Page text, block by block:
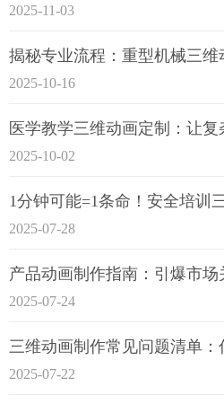
2025-11-03
揭秘专业流程：重型机械三
2025-10-16
医学教学三维动画定制：让复
2025-10-02
2025-07-28
产品动画制作指南：引爆市场
2025-07-24
2025-07-22